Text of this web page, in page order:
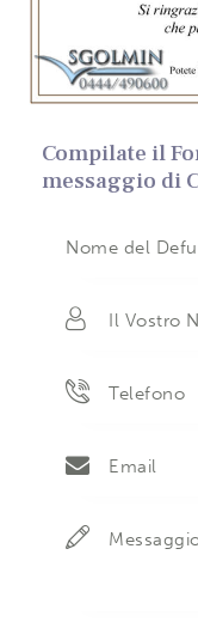
Compilate il
messaggio di